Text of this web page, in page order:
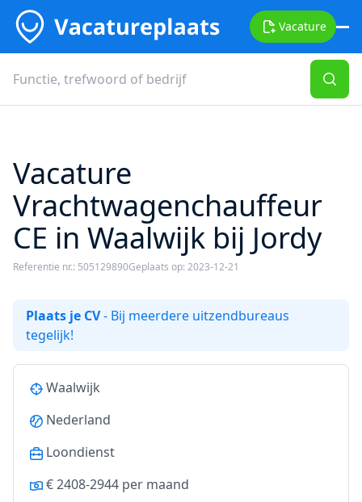
Vacature
Vacature
Vrachtwagenchauffeur
CE in Waalwijk bij Jordy
Referentie nr.: 505129890Geplaats op: 2023-12-21
Plaats je CV- Bij meerdere uitzendbureaus
tegelijk!
Waalwijk
Nederland
Loondienst
€ 2408-2944 per maand